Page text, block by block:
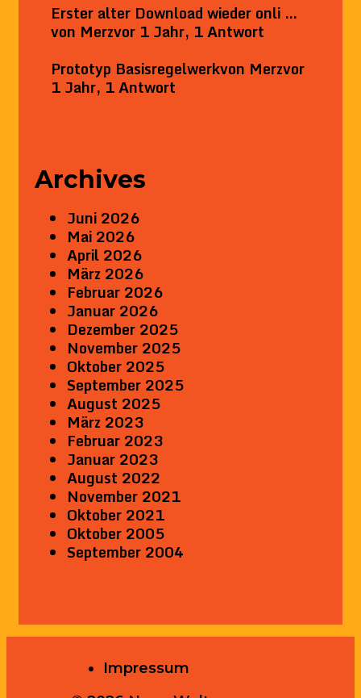
Erster alter Download wieder onli …
von Merzvor 1 Jahr, 1 Antwort
Prototyp Basisregelwerkvon Merzvor
1 Jahr, 1 Antwort
Archives
Juni 2026
Mai 2026
April 2026
März 2026
Februar 2026
Januar 2026
Dezember 2025
November 2025
Oktober 2025
September 2025
August 2025
März 2023
Februar 2023
Januar 2023
August 2022
November 2021
Oktober 2021
Oktober 2005
September 2004
Impressum